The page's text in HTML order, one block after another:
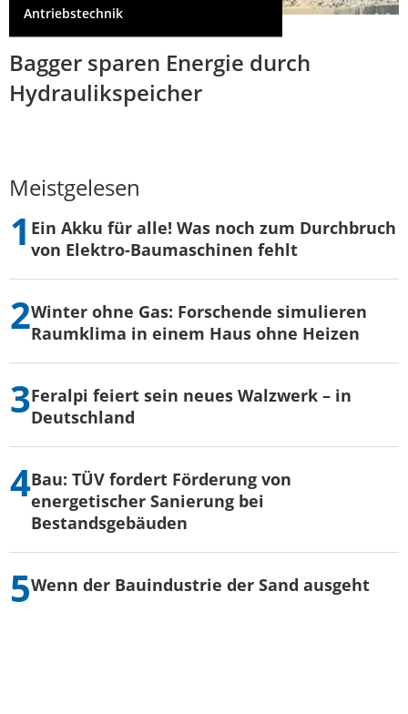
Antriebstechnik
Bagger sparen Energie durch
Hydraulikspeicher
Meistgelesen
Ein Akku für alle! Was noch zum Durchbruch
von Elektro-Baumaschinen fehlt
Winter ohne Gas: Forschende simulieren
Raumklima in einem Haus ohne Heizen
Feralpi feiert sein neues Walzwerk – in
Deutschland
Bau: TÜV fordert Förderung von
energetischer Sanierung bei
Bestandsgebäuden
Wenn der Bauindustrie der Sand ausgeht